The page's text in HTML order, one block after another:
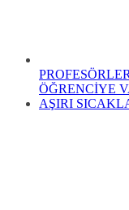
ÖĞRENCİYE
AŞIRI